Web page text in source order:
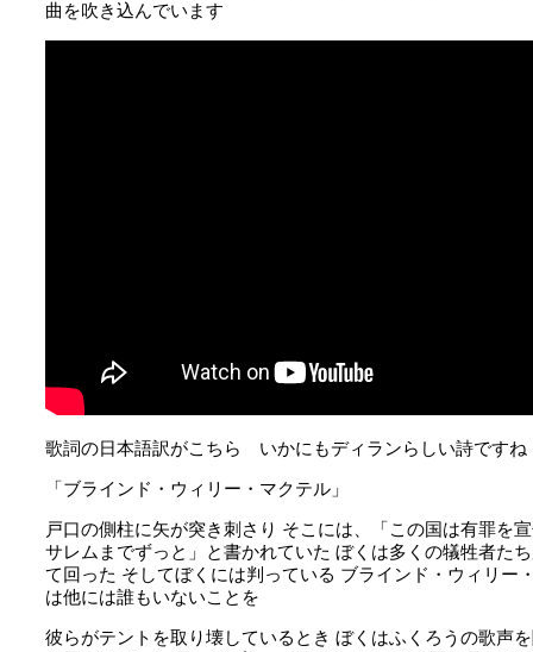
曲を吹き込んでいます
歌詞の日本語訳がこちら いかにもディランらしい詩ですね
「ブラインド・ウィリー・マクテル」
戸口の側柱に矢が突き刺さり そこには、「この国は有罪を
サレムまでずっと」と書かれていた ぼくは多くの犠牲者た
て回った そしてぼくには判っている ブラインド・ウィリー
は他には誰もいないことを
彼らがテントを取り壊しているとき ぼくはふくろうの歌声